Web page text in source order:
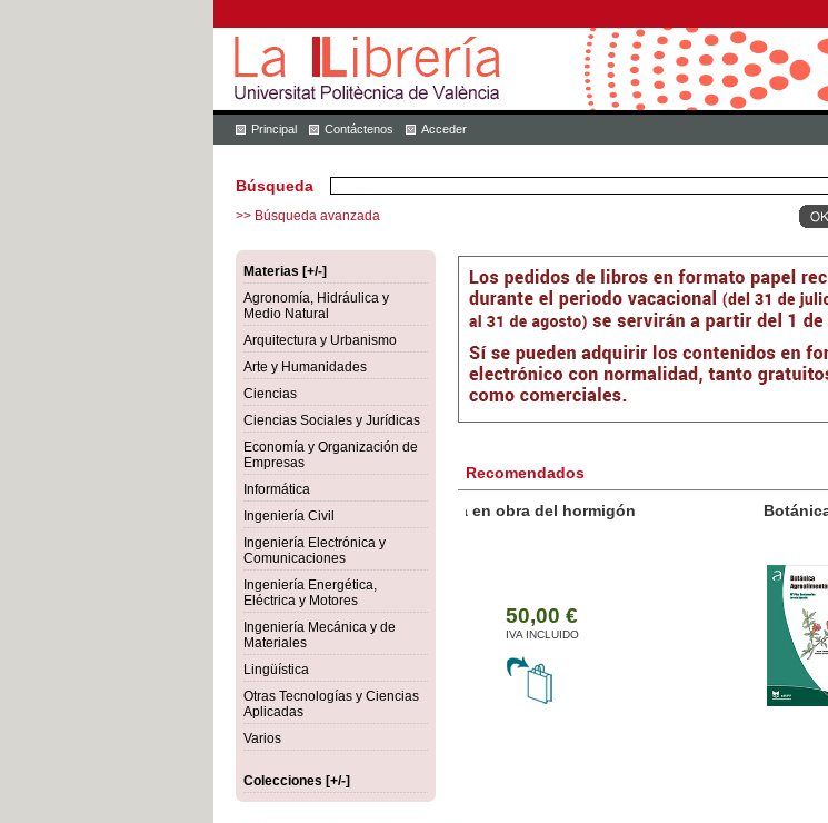
Principal Contáctenos Acceder
Búsqueda
>> Búsqueda avanzada
Materias [+/-]
Agronomía, Hidráulica y
Medio Natural
Arquitectura y Urbanismo
Arte y Humanidades
Ciencias
Ciencias Sociales y Jurídicas
Economía y Organización de
Empresas
Informática
Ingeniería Civil
Ingeniería Electrónica y
Comunicaciones
Ingeniería Energética,
Eléctrica y Motores
Ingeniería Mecánica y de
Materiales
Lingüística
Otras Tecnologías y Ciencias
Aplicadas
Varios
Colecciones [+/-]
Recomendados
Botánica Agroalimentaria